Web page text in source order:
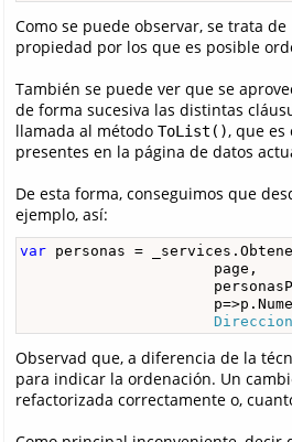
Como se puede observar, se trata
propiedad por los que es posible
También se puede ver que se
de forma sucesiva las distintas
llamada al método ToList(), que
presentes en la página de datos
De esta forma, conseguimos que
ejemplo, así:
var personas =
                      page,
Direccion
Observad que, a diferencia de la
para indicar la ordenación. Un
refactorizada correctamente o,